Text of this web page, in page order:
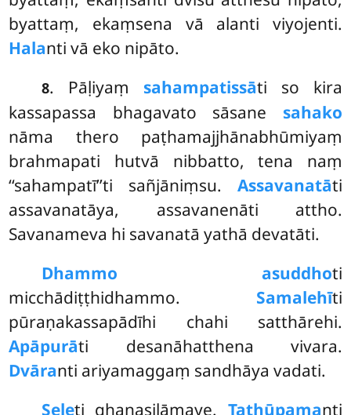
byattaṃ, ekaṃsena vā alanti viyojenti.
Halanti vā eko nipāto.
8. Pāḷiyaṃ sahampatissāti so kira
kassapassa bhagavato sāsane sahako
nāma thero paṭhamajjhānabhūmiyaṃ
brahmapati hutvā nibbatto, tena naṃ
‘‘sahampatī’’ti sañjāniṃsu. Assavanatāti
assavanatāya, assavanenāti attho.
Savanameva hi savanatā yathā devatāti.
Dhammo asuddhoti
micchādiṭṭhidhammo. Samalehīti
pūraṇakassapādīhi chahi satthārehi.
Apāpurāti desanāhatthena vivara.
Dvāranti ariyamaggaṃ sandhāya vadati.
Seleti ghanasilāmaye. Tathūpamanti